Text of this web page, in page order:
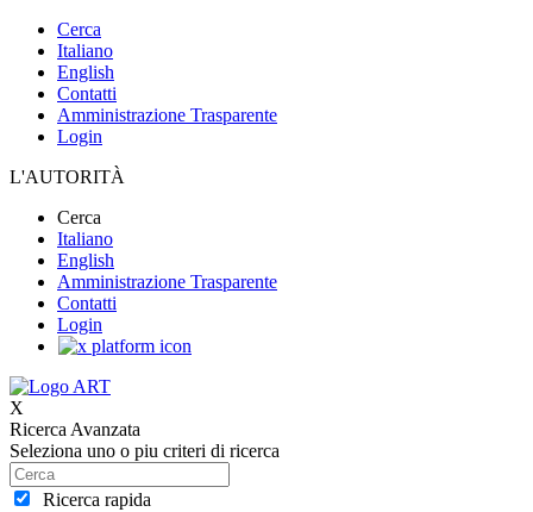
Cerca
Italiano
English
Contatti
Amministrazione Trasparente
Login
L'AUTORITÀ
Cerca
Italiano
English
Amministrazione Trasparente
Contatti
Login
X
Ricerca Avanzata
Seleziona uno o piu criteri di ricerca
Ricerca rapida